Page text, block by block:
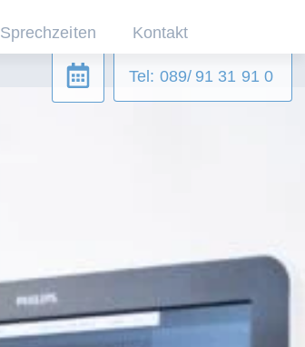
Sprechzeiten Kontakt
Tel: 089/ 91 31 91 0